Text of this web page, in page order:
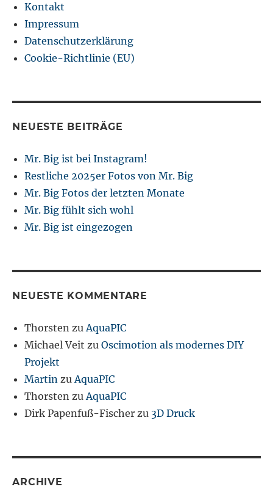
Kontakt
Impressum
Datenschutzerklärung
Cookie-Richtlinie (EU)
NEUESTE BEITRÄGE
Mr. Big ist bei Instagram!
Restliche 2025er Fotos von Mr. Big
Mr. Big Fotos der letzten Monate
Mr. Big fühlt sich wohl
Mr. Big ist eingezogen
NEUESTE KOMMENTARE
Thorsten zuAquaPIC
Michael Veit zuOscimotion als modernes DIY
Projekt
Martin zuAquaPIC
Thorsten zuAquaPIC
Dirk Papenfuß-Fischer zu 3D Druck
ARCHIVE